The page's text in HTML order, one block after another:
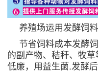
养殖场运用发酵饲
节省饲料成本发酵
的副产物、秸秆、牧
低廉，用益生菌.发酵